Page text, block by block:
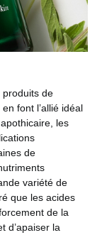
produits de
font l’allié idéal
les
de
variété de
que les acides
de la
d’apaiser la